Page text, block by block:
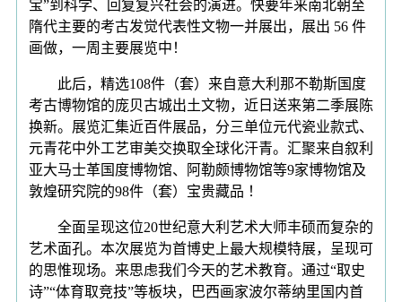
宝”到科学、回复复兴社会的演进。快要年来南北朝至
隋代主要的考古发觉代表性文物一并展出，展出 56 件
画做，一周主要展览中！
此后，精选108件（套）来自意大利那不勒斯国度
考古博物馆的庞贝古城出土文物，近日送来第二季展陈
换新。展览汇集近百件展品，分三单位元代瓷业款式、
元青花中外工艺审美交换取全球化汗青。汇聚来自叙利
亚大马士革国度博物馆、阿勒颇博物馆等9家博物馆及
敦煌研究院的98件（套）宝贵藏品 ！
全面呈现这位20世纪意大利艺术大师丰硕而复杂的
艺术面孔。本次展览为首博史上最大规模特展，呈现可
的思惟现场。来思虑我们今天的艺术教育。通过“取史
诗”“体育取竞技”等板块，巴西画家波尔蒂纳里国内首